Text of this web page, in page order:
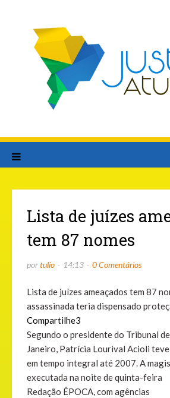
Lista de juízes
tem 87 nomes
portulio 14:13 0 Comentários
Lista de juízes ameaçados tem 87
assassinada teria dispensado
Compartilhe3
Segundo o presidente do Tribunal
Janeiro, Patrícia Lourival Acioli
em tempo integral até 2007. A
executada na noite de quinta-feira
Redação ÉPOCA, com agências